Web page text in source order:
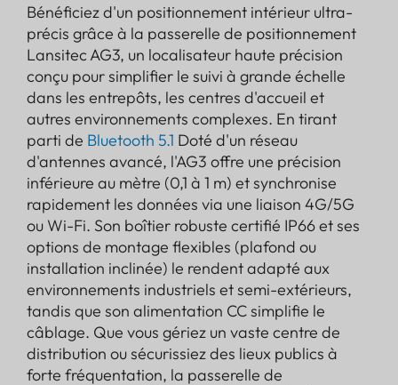
Bénéficiez d'un positionnement intérieur ultra-
précis grâce à la passerelle de positionnement
Lansitec AG3, un localisateur haute précision
conçu pour simplifier le suivi à grande échelle
dans les entrepôts, les centres d'accueil et
autres environnements complexes. En tirant
parti de Bluetooth 5.1 Doté d'un réseau
d'antennes avancé, l'AG3 offre une précision
inférieure au mètre (0,1 à 1 m) et synchronise
rapidement les données via une liaison 4G/5G
ou Wi-Fi. Son boîtier robuste certifié IP66 et ses
options de montage flexibles (plafond ou
installation inclinée) le rendent adapté aux
environnements industriels et semi-extérieurs,
tandis que son alimentation CC simplifie le
câblage. Que vous gériez un vaste centre de
distribution ou sécurissiez des lieux publics à
forte fréquentation, la passerelle de